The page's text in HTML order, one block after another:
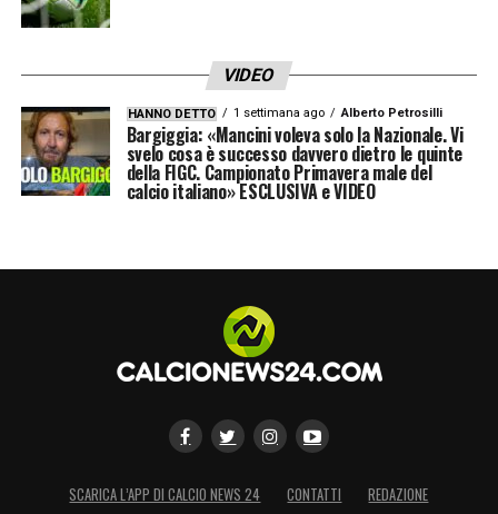
VIDEO
HANNO DETTO 1 settimana ago Alberto Petrosilli
Bargiggia: «Mancini voleva solo la Nazionale. Vi
svelo cosa è successo davvero dietro le quinte
della FIGC. Campionato Primavera male del
calcio italiano» ESCLUSIVA e VIDEO
SCARICA L’APP DI CALCIO NEWS 24 CONTATTI
REDAZIONE